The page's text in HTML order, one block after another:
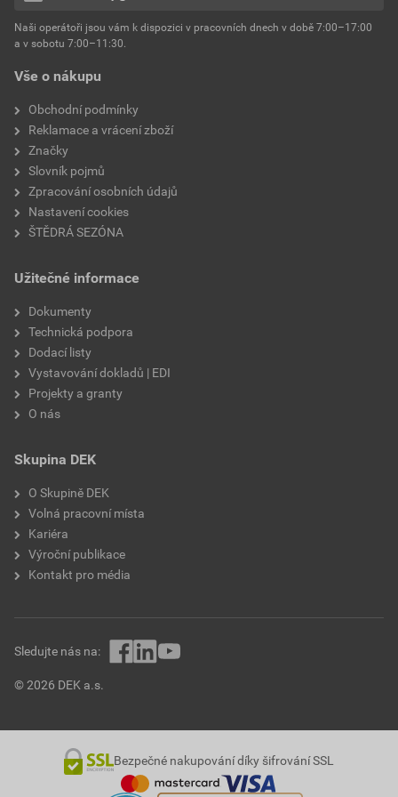
Environmentální prohlášení výrobku
Stáhnout
Velikost
hmotnost 25 kg
typ výrobku
faktor difuzního odporu
Vše o nákupu
Obchodní podmínky
Reklamace a vrácení zboží
Značky
Slovník pojmů
Zpracování osobních údajů
Nastavení cookies
ŠTĚDRÁ SEZÓNA
Užitečné informace
Dokumenty
Technická podpora
Dodací listy
Vystavování dokladů | EDI
Projekty a granty
O nás
Skupina DEK
O Skupině DEK
Volná pracovní místa
Kariéra
Výroční publikace
Kontakt pro média
Naši operátoři jsou vám k dispozici v pracovních dnech v době 7:00–17:00
a v sobotu 7:00–11:30.
© 2026 DEK a.s.
Sledujte nás na:
Bezpečné nakupování díky šifrování SSL